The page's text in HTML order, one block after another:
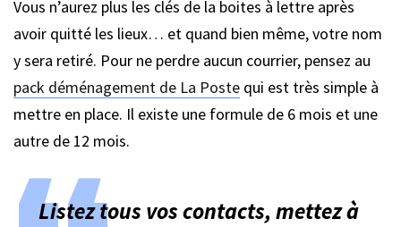
Vous n’aurez plus les clés de la boites à lettre après
avoir quitté les lieux… et quand bien même, votre nom
y sera retiré. Pour ne perdre aucun courrier, pensez au
pack déménagement de La Poste qui est très simple à
mettre en place. Il existe une formule de 6 mois et une
autre de 12 mois.
Listez tous vos contacts, mettez à